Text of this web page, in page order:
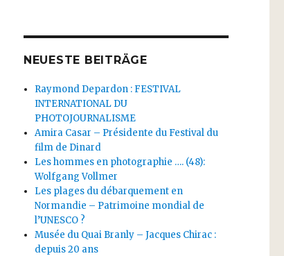
NEUESTE BEITRÄGE
Raymond Depardon : FESTIVAL
INTERNATIONAL DU
PHOTOJOURNALISME
Amira Casar – Présidente du Festival du
film de Dinard
Les hommes en photographie …. (48):
Wolfgang Vollmer
Les plages du débarquement en
Normandie – Patrimoine mondial de
l’UNESCO ?
Musée du Quai Branly – Jacques Chirac :
depuis 20 ans